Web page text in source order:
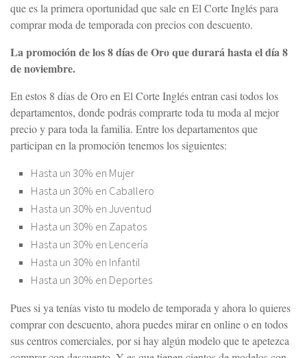
que es la primera oportunidad que sale en El Corte Inglés para
comprar moda de temporada con precios con descuento.
La promoción de los 8 días de Oro que durará hasta el día 8
de noviembre.
En estos 8 días de Oro en El Corte Inglés entran casi todos los
departamentos, donde podrás comprarte toda tu moda al mejor
precio y para toda la familia. Entre los departamentos que
participan en la promoción tenemos los siguientes:
Hasta un 30% en Mujer
Hasta un 30% en Caballero
Hasta un 30% en Juventud
Hasta un 30% en Zapatos
Hasta un 30% en Lencería
Hasta un 30% en Infantil
Hasta un 30% en Deportes
Pues si ya tenías visto tu modelo de temporada y ahora lo quieres
comprar con descuento, ahora puedes mirar en online o en todos
sus centros comerciales, por si hay algún modelo que te apetezca